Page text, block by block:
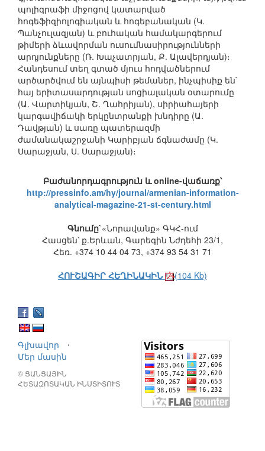
պոլիգրաֆի միջոցով կատարված
հոգեֆիզիոլոգիական և հոգեբանական (Կ.
Պանչուլազյան) և բուհական համակարգերում
թիմերի ձևավորման ուսումնասիրությունների
արդյունքները (Ռ. Խաչատրյան, Ք. Ալավերդյան)։
Հանդեսում տեղ գտած մյուս հոդվածներում
արծարծվում են այնպիսի թեմաներ, ինչպիսիք են`
հայ երիտասարդության սոցիալական օտարումը
(Ա. Վարտիկյան, Շ. Ղահրիյան), սիրիահայերի
կարգավիճակի երկընտրանքի խնդիրը (Ա.
Դավթյան) և սառը պատերազմի
ժամանակաշրջանի Կարիբյան ճգնաժամը (Կ.
Սարաջյան, Ս. Սարաջյան)։
Բաժանորդագրություն և online-վաճառք՝
http://pressinfo.am/hy/journal/armenian-information-
analytical-magazine-21-st-century.html
Գնումը`«Նորավանք» ԳԿՀ-ում
Հասցեն՝ ք.Երևան, Գարեգին Նժդեհի 23/1,
Հեռ. +374 10 44 04 73, +374 93 54 31 71
ՀՈՒՇԱԳԻՐ ՀԵՂԻՆԱԿԻՆ
(104 Kb)
Գլխավոր
⋅
Մեր մասին
© ՑԱՆՑԱՅԻՆ
ՀԵՏԱԶՈՏԱԿԱՆ ԻՆՍՏԻՏՈՒՏ